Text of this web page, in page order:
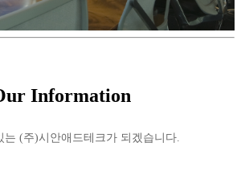
Information
는 (주)시안애드테크가 되겠습니다.